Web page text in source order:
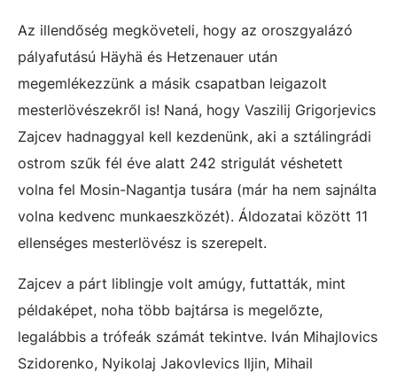
Az illendőség megköveteli, hogy az oroszgyalázó
pályafutású Häyhä és Hetzenauer után
megemlékezzünk a másik csapatban leigazolt
mesterlövészekről is! Naná, hogy Vaszilij Grigorjevics
Zajcev hadnaggyal kell kezdenünk, aki a sztálingrádi
ostrom szűk fél éve alatt 242 strigulát véshetett
volna fel Mosin-Nagantja tusára (már ha nem sajnálta
volna kedvenc munkaeszközét). Áldozatai között 11
ellenséges mesterlövész is szerepelt.
Zajcev a párt liblingje volt amúgy, futtatták, mint
példaképet, noha több bajtársa is megelőzte,
legalábbis a trófeák számát tekintve. Iván Mihajlovics
Szidorenko, Nyikolaj Jakovlevics Iljin, Mihail